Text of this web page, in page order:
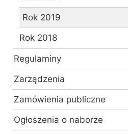
Rok 2019
Rok 2018
Regulaminy
Zarządzenia
Zamówienia publiczne
Ogłoszenia o naborze